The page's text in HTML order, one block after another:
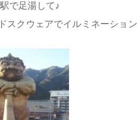
で足湯して♪
スクウェアでイルミネーショ